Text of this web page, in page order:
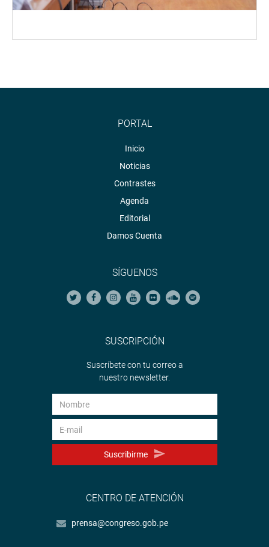
PORTAL
Inicio
Noticias
Contrastes
Agenda
Editorial
Damos Cuenta
SÍGUENOS
SUSCRIPCIÓN
Suscríbete con tu correo a
nuestro newsletter.
Suscribirme
CENTRO DE ATENCIÓN
prensa@congreso.gob.pe